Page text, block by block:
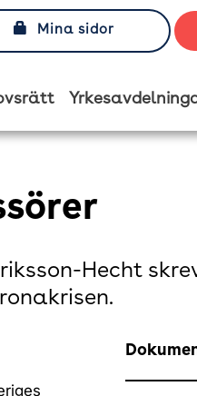
Mina sidor
Hecht